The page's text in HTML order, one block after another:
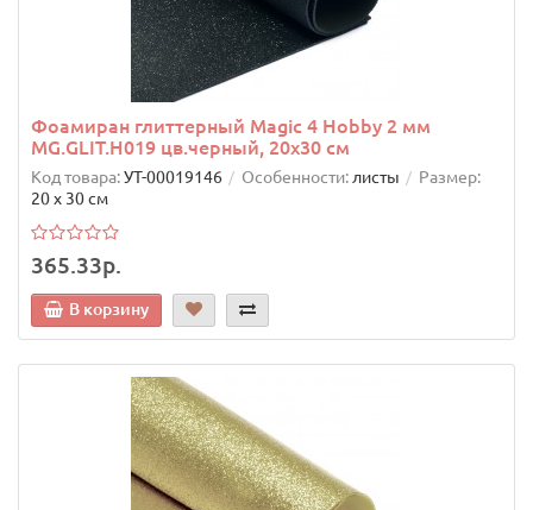
Фоамиран глиттерный Magic 4 Hobby 2 мм
MG.GLIT.H019 цв.черный, 20х30 см
Код товара:УТ-00019146 Особенности: листы
Размер:
20 х 30 см
365.33р.
В корзину